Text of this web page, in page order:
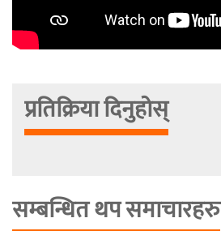
प्रतिक्रिया दिनुहोस्
सम्बन्धित थप समाचारहरु